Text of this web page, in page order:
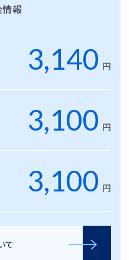
報
3,140 円
3,100 円
3,100 円
て